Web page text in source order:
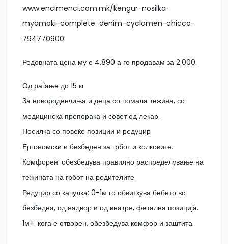
www.encimenci.com.mk/kengur-nosilka-
myamaki-complete-denim-cyclamen-chicco-
794770900
Редовната цена му е 4.890 а го продавам за 2.000.
Од раѓање до 15 кг
За новороденчиња и деца со помала тежина, со
медицинска препорака и совет од лекар.
Носилка со повеќе позиции и редуцир
Ергономски и безбеден за грбот и колковите.
Комфорен: обезбедува правилно распределување на
тежината на грбот на родителите.
Редуцир со качулка: 0-1м го обвиткува бебето во
безбедна, од надвор и од внатре, фетална позиција.
1м+: кога е отворен, обезбедува комфор и заштита.